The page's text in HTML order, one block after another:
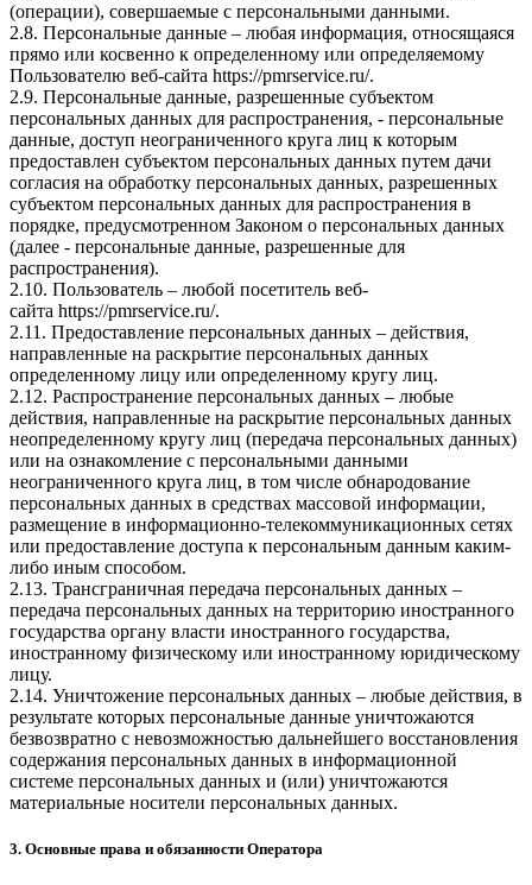
(операции), совершаемые с персональными данными.
2.8. Персональные данные – любая информация, относящаяся
прямо или косвенно к определенному или определяемому
Пользователю веб-сайта https://pmrservice.ru/.
2.9. Персональные данные, разрешенные субъектом
персональных данных для распространения, - персональные
данные, доступ неограниченного круга лиц к которым
предоставлен субъектом персональных данных путем дачи
согласия на обработку персональных данных, разрешенных
субъектом персональных данных для распространения в
порядке, предусмотренном Законом о персональных данных
(далее - персональные данные, разрешенные для
распространения).
2.10. Пользователь – любой посетитель веб-
сайта https://pmrservice.ru/.
2.11. Предоставление персональных данных – действия,
направленные на раскрытие персональных данных
определенному лицу или определенному кругу лиц.
2.12. Распространение персональных данных – любые
действия, направленные на раскрытие персональных данных
неопределенному кругу лиц (передача персональных данных)
или на ознакомление с персональными данными
неограниченного круга лиц, в том числе обнародование
персональных данных в средствах массовой информации,
размещение в информационно-телекоммуникационных сетях
или предоставление доступа к персональным данным каким-
либо иным способом.
2.13. Трансграничная передача персональных данных –
передача персональных данных на территорию иностранного
государства органу власти иностранного государства,
иностранному физическому или иностранному юридическому
лицу.
2.14. Уничтожение персональных данных – любые действия, в
результате которых персональные данные уничтожаются
безвозвратно с невозможностью дальнейшего восстановления
содержания персональных данных в информационной
системе персональных данных и (или) уничтожаются
материальные носители персональных данных.
3. Основные права и обязанности Оператора